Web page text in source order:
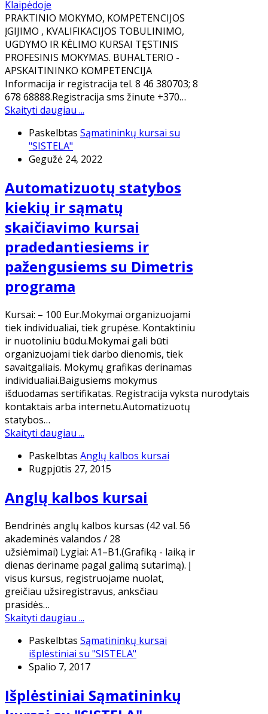
PRAKTINIO MOKYMO, KOMPETENCIJOS
ĮGIJIMO , KVALIFIKACIJOS TOBULINIMO,
UGDYMO IR KĖLIMO KURSAI TĘSTINIS
PROFESINIS MOKYMAS. BUHALTERIO -
APSKAITININKO KOMPETENCIJA
Informacija ir registracija tel. 8 46 380703; 8
678 68888.Registracija sms žinute +370…
Skaityti daugiau ...
Paskelbtas Sąmatininkų kursai su
"SISTELA"
Gegužė 24, 2022
Automatizuotų statybos
kiekių ir sąmatų
skaičiavimo kursai
pradedantiesiems ir
pažengusiems su Dimetris
programa
Kursai: – 100 Eur.Mokymai organizuojami
tiek individualiai, tiek grupėse. Kontaktiniu
ir nuotoliniu būdu.Mokymai gali būti
organizuojami tiek darbo dienomis, tiek
savaitgaliais. Mokymų grafikas derinamas
individualiai.Baigusiems mokymus
išduodamas sertifikatas. Registracija vyksta nurodytais
kontaktais arba internetu.Automatizuotų
statybos…
Skaityti daugiau ...
Paskelbtas Anglų kalbos kursai
Rugpjūtis 27, 2015
Anglų kalbos kursai
Bendrinės anglų kalbos kursas (42 val. 56
akademinės valandos / 28
užsiėmimai) Lygiai: A1–B1.(Grafiką - laiką ir
dienas deriname pagal galimą sutarimą). Į
visus kursus, registruojame nuolat,
greičiau užsiregistravus, anksčiau
prasidės…
Skaityti daugiau ...
Paskelbtas Sąmatininkų kursai
išplėstiniai su "SISTELA"
Spalio 7, 2017
Išplėstiniai Sąmatininkų